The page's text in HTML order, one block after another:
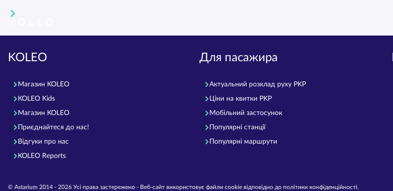
KOLEO
Магазин KOLEO
KOLEO Kids
Магазин KOLEO
Приєднайтеся до нас!
Відгуки про нас
KOLEO Reports
Для пасажира
Актуальний розклад руху PKP
Ціни на квитки PKP
Мобільний застосунок
Популярні станції
Популярні маршрути
© Astarium 2014 - 2026 Усі права застережено - Веб-сайт використовує файли cookie відповідно до політики конфіденційності.